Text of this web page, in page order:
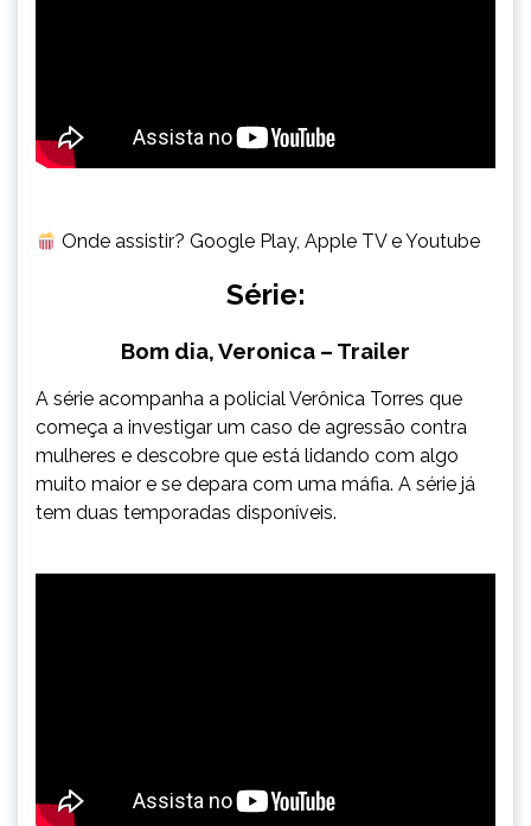
Onde assistir? Google Play, Apple TV e Youtube
Série:
Bom dia, Veronica – Trailer
A série acompanha a policial Verônica Torres que
começa a investigar um caso de agressão contra
mulheres e descobre que está lidando com algo
muito maior e se depara com uma máfia. A série já
tem duas temporadas disponíveis.